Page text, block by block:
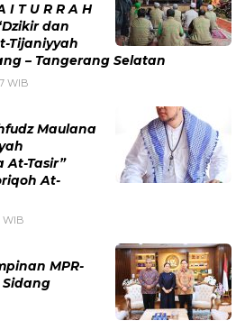
T U R R A H
dan
Tijaniyyah
– Tangerang Selatan
WIB
Maulana
At-Tasir”
At-
WIB
MPR-
Sidang